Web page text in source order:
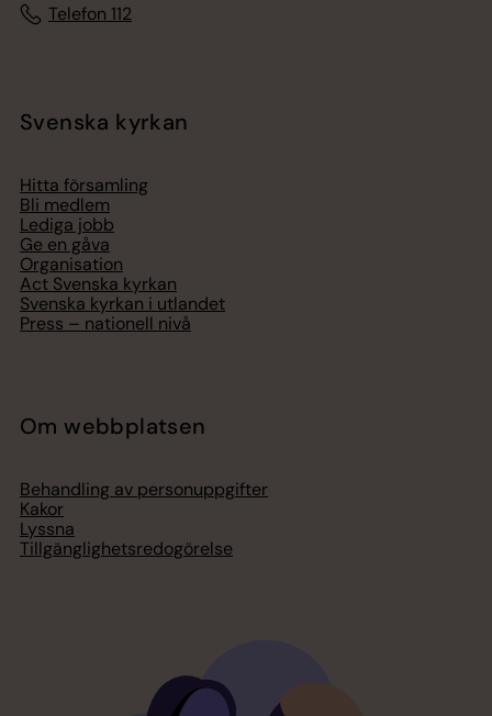
Telefon 112
Svenska kyrkan
Hitta församling
Bli medlem
Lediga jobb
Ge en gåva
Organisation
Act Svenska kyrkan
Svenska kyrkan i utlandet
Press – nationell nivå
Om webbplatsen
Behandling av personuppgifter
Kakor
Lyssna
Tillgänglighetsredogörelse